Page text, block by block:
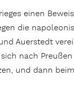
einen
die
Auerstedt
nach
und dann